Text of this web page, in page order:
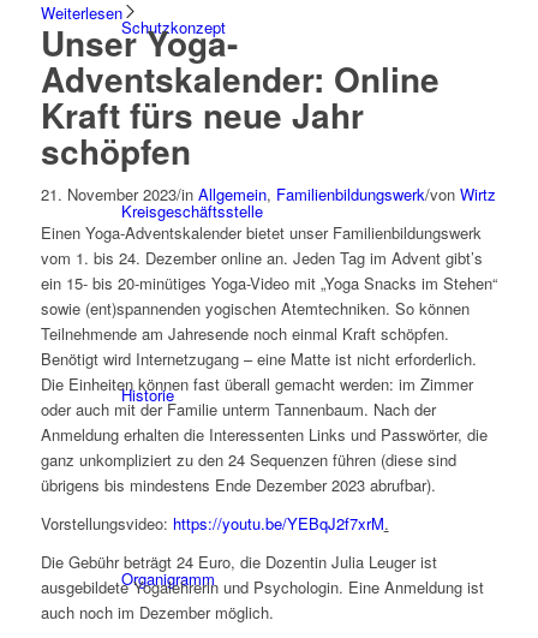
Schutzkonzept
Kreisgeschäftsstelle
Historie
Organigramm
Weiterlesen
Unser Yoga-
Adventskalender: Online
Kraft fürs neue Jahr
schöpfen
21. November 2023/in Allgemein, Familienbildungswerk/von Wirtz
Einen Yoga-Adventskalender bietet unser Familienbildungswerk
vom 1. bis 24. Dezember online an. Jeden Tag im Advent gibt’s
ein 15- bis 20-minütiges Yoga-Video mit „Yoga Snacks im Stehen“
sowie (ent)spannenden yogischen Atemtechniken. So können
Teilnehmende am Jahresende noch einmal Kraft schöpfen.
Benötigt wird Internetzugang – eine Matte ist nicht erforderlich.
Die Einheiten können fast überall gemacht werden: im Zimmer
oder auch mit der Familie unterm Tannenbaum. Nach der
Anmeldung erhalten die Interessenten Links und Passwörter, die
ganz unkompliziert zu den 24 Sequenzen führen (diese sind
übrigens bis mindestens Ende Dezember 2023 abrufbar).
Vorstellungsvideo: https://youtu.be/YEBqJ2f7xrM.
Die Gebühr beträgt 24 Euro, die Dozentin Julia Leuger ist
ausgebildete Yogalehrerin und Psychologin. Eine Anmeldung ist
auch noch im Dezember möglich.